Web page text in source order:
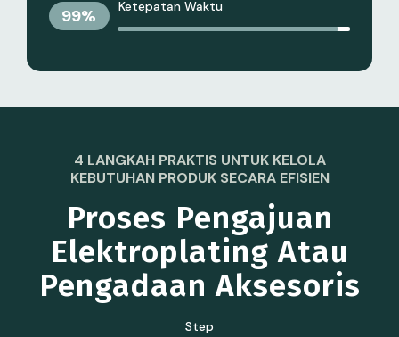
99% Ketepatan Waktu
4 LANGKAH PRAKTIS UNTUK KELOLA
KEBUTUHAN PRODUK SECARA EFISIEN
Proses Pengajuan
Elektroplating Atau
Pengadaan Aksesoris
Step